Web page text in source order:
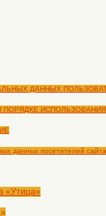
ДАННЫХ
ПОРЯДКЕ
данных посетителей сайта
«Утица»